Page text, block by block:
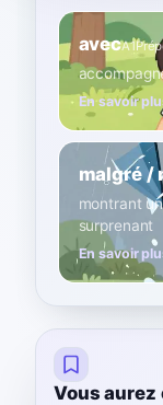
avecA1
En savoir
malgré /
montrant
surprenant
En savoir
Vous aurez